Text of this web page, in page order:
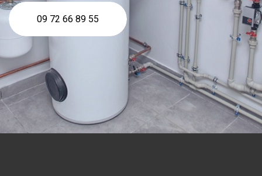
09 72 66 89 55